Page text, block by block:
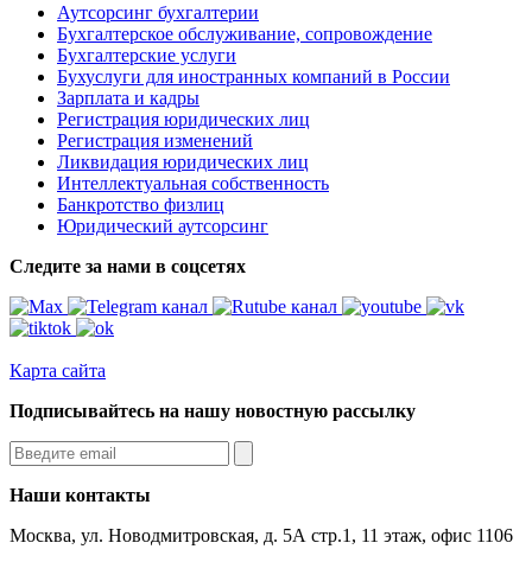
Аутсорсинг бухгалтерии
Бухгалтерское обслуживание, сопровождение
Бухгалтерские услуги
Бухуслуги для иностранных компаний в России
Зарплата и кадры
Регистрация юридических лиц
Регистрация изменений
Ликвидация юридических лиц
Интеллектуальная собственность
Банкротство физлиц
Юридический аутсорсинг
Следите за нами в соцсетях
Карта сайта
Подписывайтесь на нашу новостную рассылку
Наши контакты
Москва, ул. Новодмитровская, д. 5А стр.1, 11 этаж, офис 1106